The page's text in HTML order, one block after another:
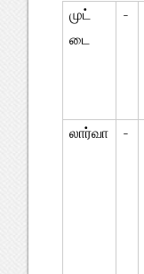
முட்
டை
-
லார்வா
-